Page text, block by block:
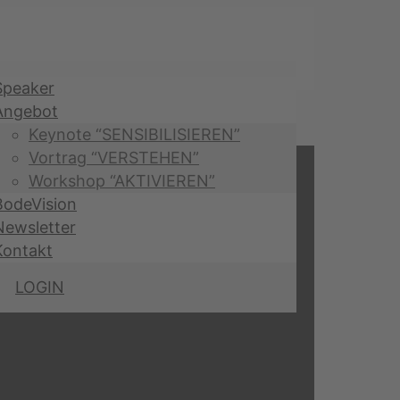
Keynote “SENSIBILISIEREN”
Vortrag “VERSTEHEN”
Workshop “AKTIVIEREN”
LOGIN